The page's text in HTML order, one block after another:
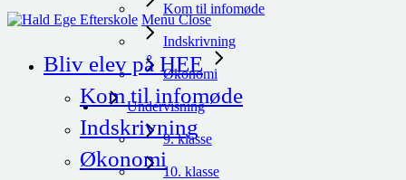
Kom til infomøde
Indskrivning
Økonomi
Undervisning
9. klasse
10. klasse
Menu Close
Bliv elev på HEE
Kom til infomøde
Indskrivning
Økonomi